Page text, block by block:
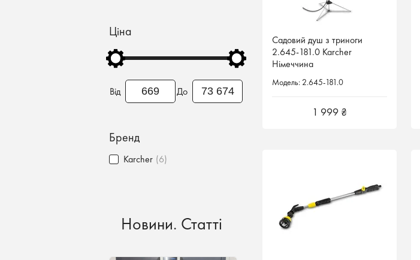
Ціна
Від До
Бренд
Karcher (6)
Новини. Статті
Садовий душ з триноги
2.645-181.0 Karcher
Німеччина
Модель: 2.645-181.0
1 999 ₴
Садовий душ з триноги
2.645-181.0 Karcher
Німеччина
Модель: 2.645-181.0
1 999 ₴